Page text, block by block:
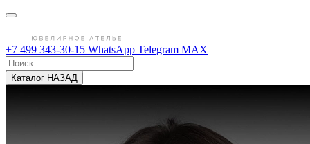
+7 499 343-30-15 WhatsApp Telegram MAX
Каталог НАЗАД